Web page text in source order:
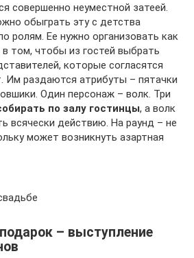
совершенно неуместной затеей.
обыграть эту с детства
ролям. Ее нужно организовать как
том, чтобы из гостей выбрать
которые согласятся
Им раздаются атрибуты – пятачки
Один персонаж – волк. Три
по залу гостинцы, а волк
всячески действию. На раунд – не
может возникнуть азартная
– выступление